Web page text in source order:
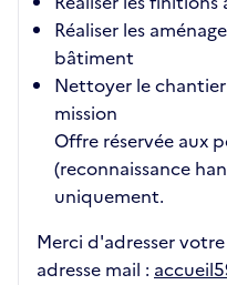
Réaliser les
bâtiment
Nettoyer le
mission
Offre réservée aux
(reconnaissance
uniquement.
Merci d'adresser
adresse mail :